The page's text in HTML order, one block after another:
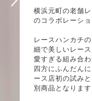
横浜元町の老舗
のコラボレーシ
レースハンカチ
細で美しいレー
愛すぎる組み合
四方にふんだん
ース店初の試み
別商品となります